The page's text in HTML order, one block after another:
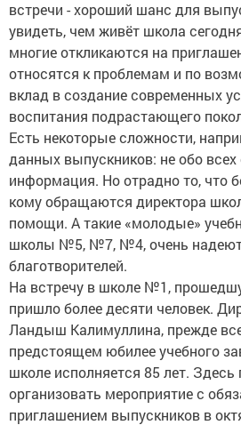
встречи - хороший шанс для
увидеть, чем живёт школа
многие откликаются на
относятся к проблемам и по
вклад в создание современных
воспитания подрастающего
Есть некоторые сложности,
данных выпускников: не обо
информация. Но отрадно то, что
кому обращаются директора
помощи. А такие «молодые»
школы №5, №7, №4, очень
благотворителей.
На встречу в школе №1,
пришло более десяти человек.
Ландыш Калимуллина, прежде
предстоящем юбилее учебного
школе исполняется 85 лет.
организовать мероприятие с
приглашением выпускников в